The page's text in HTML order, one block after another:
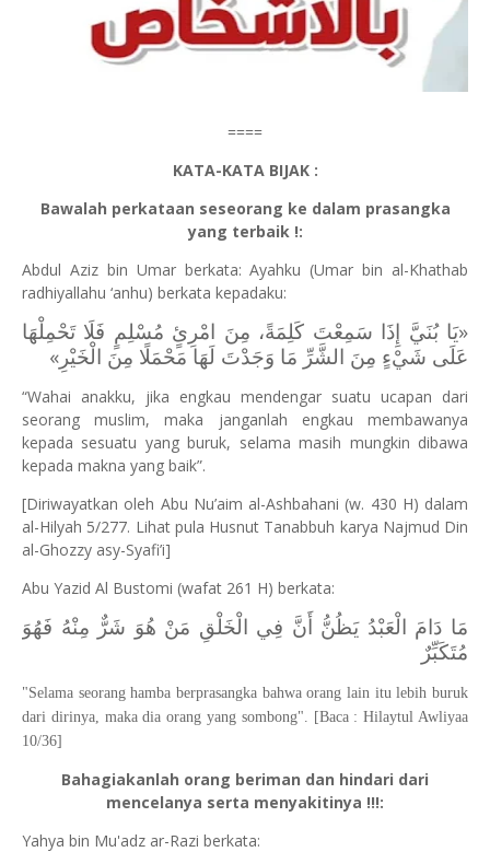
====
KATA-KATA BIJAK :
Bawalah perkataan seseorang ke dalam prasangka
yang terbaik !:
Abdul Aziz bin Umar berkata: Ayahku (Umar bin al-Khathab
radhiyallahu ‘anhu) berkata kepadaku:
«‌يَا ‌بُنَيَّ ‌إِذَا ‌سَمِعْتَ ‌كَلِمَةً، ‌مِنَ ‌امْرِئٍ ‌مُسْلِمٍ فَلَا تَحْمِلْهَا
عَلَى شَيْءٍ مِنَ الشَّرِّ مَا وَجَدْتَ لَهَا مَحْمَلًا مِنَ الْخَيْرِ»
“Wahai anakku, jika engkau mendengar suatu ucapan dari
seorang muslim, maka janganlah engkau membawanya
kepada sesuatu yang buruk, selama masih mungkin dibawa
kepada makna yang baik”.
[Diriwayatkan oleh Abu Nu’aim al-Ashbahani (w. 430 H) dalam
al-Hilyah 5/277. Lihat pula Husnut Tanabbuh karya Najmud Din
al-Ghozzy asy-Syafi’i]
Abu Yazid Al Bustomi (wafat 261 H) berkata:
مَا دَامَ الْعَبْدُ يَظُنُّ أَنَّ فِي الْخَلْقِ مَنْ هُوَ شَرٌّ مِنْهُ فَهُوَ
مُتَكَبِّرٌ
"Selama seorang hamba berprasangka bahwa orang lain itu lebih buruk
dari dirinya, maka dia orang yang sombong". [Baca : Hilaytul Awliyaa
10/36]
Bahagiakanlah orang beriman dan hindari dari
mencelanya serta menyakitinya !!!:
Yahya bin Mu'adz ar-Razi berkata: